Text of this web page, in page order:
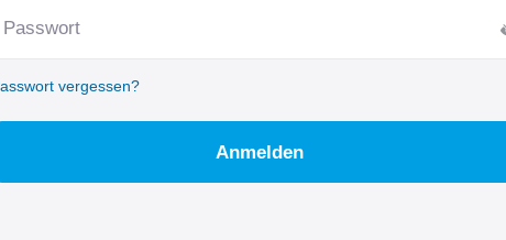
Passwort
vergessen?
Anmelden